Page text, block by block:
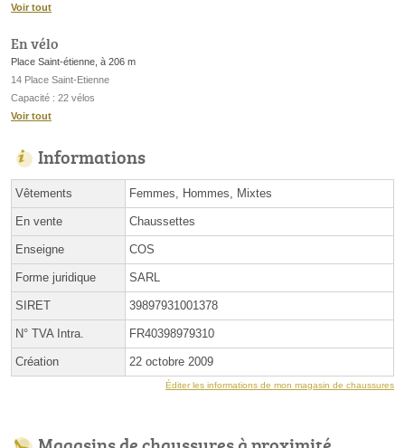
Voir tout
En vélo
Place Saint-étienne, à 206 m
14 Place Saint-Etienne
Capacité : 22 vélos
Voir tout
Informations
Vêtements Femmes, Hommes, Mixtes
En vente Chaussettes
Enseigne COS
Forme juridique SARL
SIRET 39897931001378
N° TVA Intra. FR40398979310
Création 22 octobre 2009
Éditer les informations de mon magasin de chaussures